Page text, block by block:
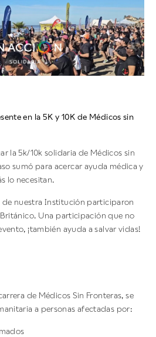
en la 5K y 10K de Médicos sin
la 5k/10k solidaria de Médicos sin
sumó para acercar ayuda médica y
lo necesitan.
de nuestra Institución participaron
Una participación que no
¡también ayuda a salvar vidas!
de Médicos Sin Fronteras, se
a personas afectadas por: